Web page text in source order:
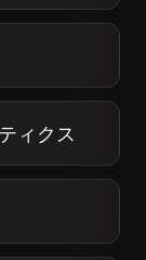
ィクス